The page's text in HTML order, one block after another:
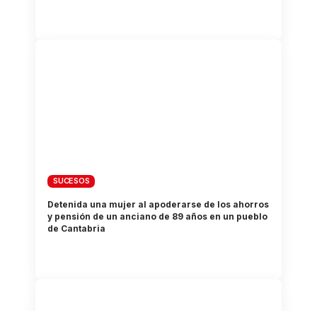
SUCESOS
Detenida una mujer al apoderarse de los ahorros
y pensión de un anciano de 89 años en un pueblo
de Cantabria